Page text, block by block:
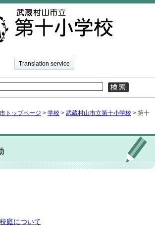
Translation service
トップページ > 学校 > 武蔵村山市立第十小学校 > 第十
庭について